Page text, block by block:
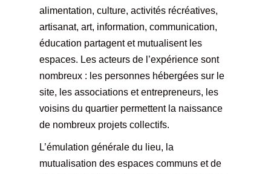
alimentation, culture, activités récréatives,
artisanat, art, information, communication,
éducation partagent et mutualisent les
espaces. Les acteurs de l’expérience sont
nombreux : les personnes hébergées sur le
site, les associations et entrepreneurs, les
voisins du quartier permettent la naissance
de nombreux projets collectifs.
L’émulation générale du lieu, la
mutualisation des espaces communs et de